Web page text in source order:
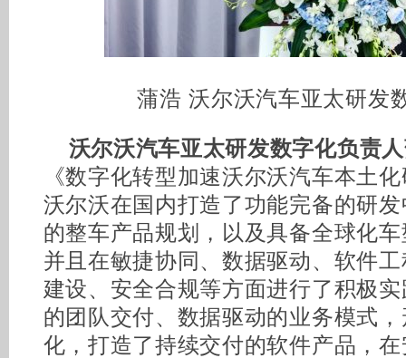
蒲浩 沃尔沃汽车亚太研发
沃尔沃汽车亚太研发数字化负责
《数字化转型加速沃尔沃汽车本土
沃尔沃在国内打造了功能完备的研
的整车产品规划，以及具备全球化
并且在敏捷协同、数据驱动、软件
建设、安全合规等方面进行了积极
的团队交付、数据驱动的业务模式
化，打造了持续交付的软件产品，